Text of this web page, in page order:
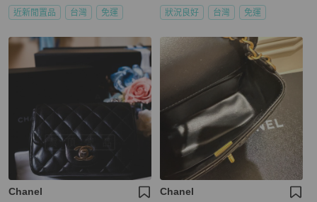
近新閒置品 台灣 免運 狀況良好 台灣 免運
Chanel Chanel